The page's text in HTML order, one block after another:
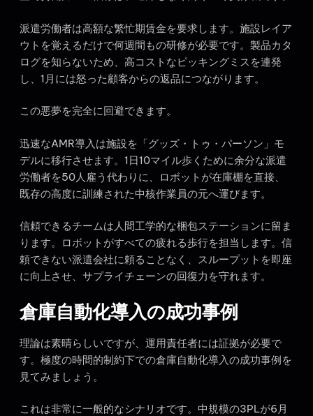
派遣労働者は高額な繁忙期賃金を要求します。施設レイア
ウトを覚えるだけで何週間もの研修が必要です。製品カタ
ログを知らないため、高コストなピッキングミスを連発
し、1月には怒った顧客からの返品につながります。
この悪夢を完全に回避できます。
迅速なAMR導入は施設を「グッズ・トゥ・パーソン」モ
デルに移行させます。1日10マイル歩くために余分な派遣
労働者を50人雇う代わりに、ロボットが在庫棚を直接、
既存の高度に訓練された中核作業員の元へ運びます。
信頼できるチームは人間工学的な梱包ステーションに留ま
ります。ロボットがすべての疲れる歩行を担当します。信
頼できない派遣会社に頼ることなく、スループットを即座
に向上させ、サプライチェーンの回復力を守れます。
倉庫自動化導入の成功事例
理論は素晴らしいですが、運用責任者には証拠が必要で
す。極度の時間的制約下での倉庫自動化導入の成功事例を
見てみましょう。
これは非常に一般的なシナリオです。中規模の3PLが6月